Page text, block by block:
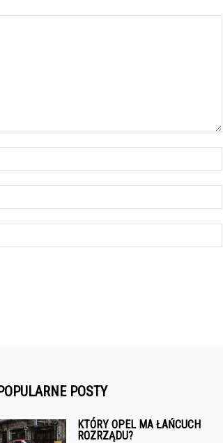
POSTY
KTÓRY OPEL MA ŁAŃCUCH
ROZRZĄDU?